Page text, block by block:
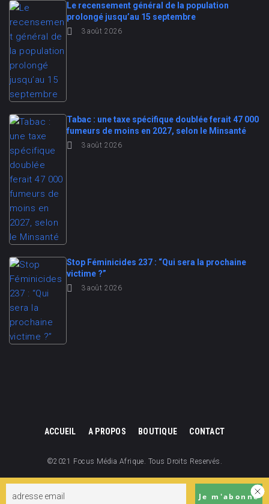
Le recensement général de la population
prolongé jusqu’au 15 septembre
3 août 2026
Tabac : une taxe spécifique doublée ferait 47 000
fumeurs de moins en 2027, selon le Minsanté
3 août 2026
Stop Féminicides 237 : “Qui sera la prochaine
victime ?”
3 août 2026
ACCUEIL A PROPOS BOUTIQUE CONTACT
©2021 Focus Média Afrique. Tous Droits Reservés.
Focus Média Afrique est une division de Focus Cameroun.